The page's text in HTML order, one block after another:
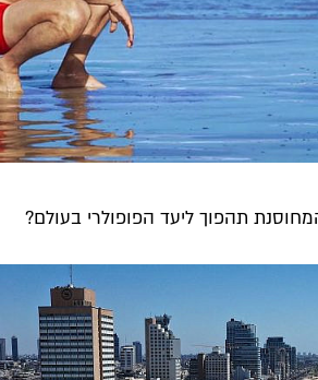
תהפוך ליעד הפופולרי בעולם?